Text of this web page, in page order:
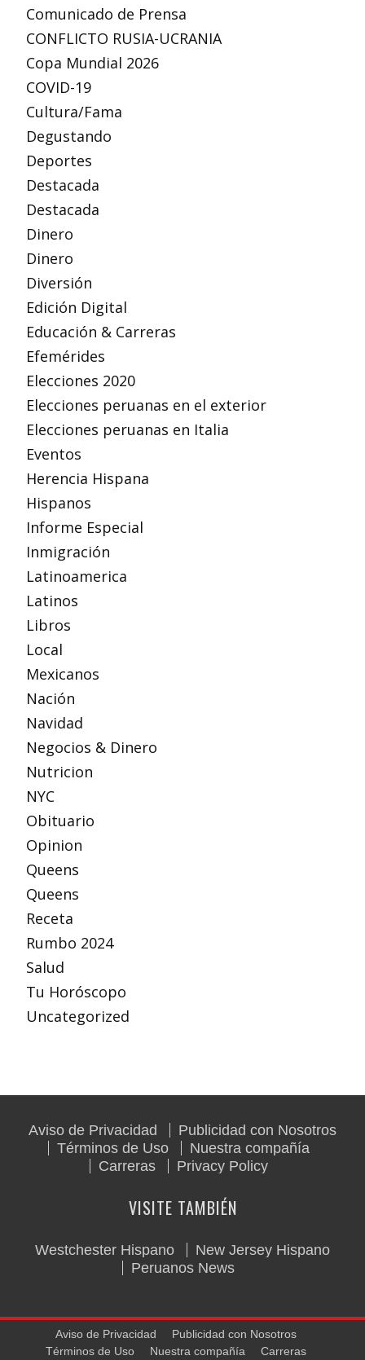
Comunicado de Prensa
CONFLICTO RUSIA-UCRANIA
Copa Mundial 2026
COVID-19
Cultura/Fama
Degustando
Deportes
Destacada
Destacada
Dinero
Dinero
Diversión
Edición Digital
Educación & Carreras
Efemérides
Elecciones 2020
Elecciones peruanas en el exterior
Elecciones peruanas en Italia
Eventos
Herencia Hispana
Hispanos
Informe Especial
Inmigración
Latinoamerica
Latinos
Libros
Local
Mexicanos
Nación
Navidad
Negocios & Dinero
Nutricion
NYC
Obituario
Opinion
Queens
Queens
Receta
Rumbo 2024
Salud
Tu Horóscopo
Uncategorized
Aviso de Privacidad
Publicidad con Nosotros
Términos de Uso
Nuestra compañía
Carreras
Privacy Policy
VISITE TAMBIÉN
Westchester Hispano
New Jersey Hispano
Peruanos News
Aviso de Privacidad
Publicidad con Nosotros
Términos de Uso
Nuestra compañía Carreras